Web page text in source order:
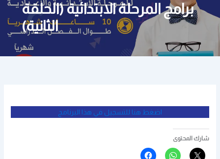
برامج المرحلة الابتدائية (الحلقة
الثانية)
اضغط هنا للتسجيل في هذا البرنامج
شارك المحتوى